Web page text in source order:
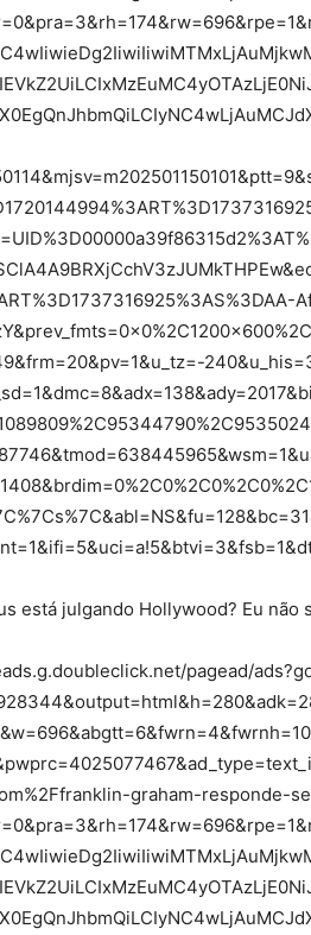
está julgando Hollywood? Eu não
pagead/
graham-responde-